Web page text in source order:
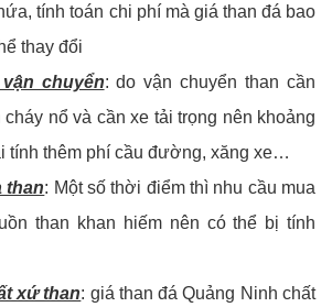
tính toán chi phí mà giá than đá bao
thay đổi
chuyển: do vận chuyển than cần
nổ và cần xe tải trọng nên khoảng
tính thêm phí cầu đường, xăng xe…
than: Một số thời điểm thì nhu cầu mua
than khan hiếm nên có thể bị tính
xứ than: giá than đá Quảng Ninh chất